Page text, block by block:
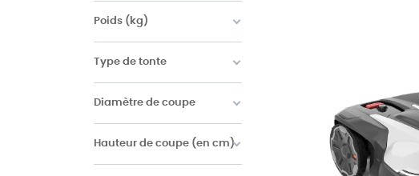
Poids (kg)
Type de tonte
Diamètre de coupe
Hauteur de coupe (en cm)